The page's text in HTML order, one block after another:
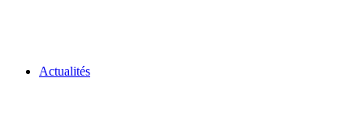
Actualités